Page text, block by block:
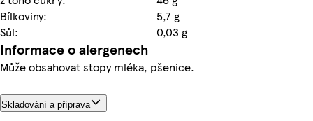
Bílkoviny:
5,7 g
Sůl:
0,03 g
Informace o alergenech
Může obsahovat stopy mléka, pšenice.
Skladování a příprava